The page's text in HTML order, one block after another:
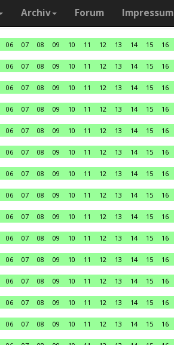
Archiv Forum Impressum
06 07 08 09 10 11 12 13 14 15 16
06 07 08 09 10 11 12 13 14 15 16
06 07 08 09 10 11 12 13 14 15 16
06 07 08 09 10 11 12 13 14 15 16
06 07 08 09 10 11 12 13 14 15 16
06 07 08 09 10 11 12 13 14 15 16
06 07 08 09 10 11 12 13 14 15 16
06 07 08 09 10 11 12 13 14 15 16
06 07 08 09 10 11 12 13 14 15 16
06 07 08 09 10 11 12 13 14 15 16
06 07 08 09 10 11 12 13 14 15 16
06 07 08 09 10 11 12 13 14 15 16
06 07 08 09 10 11 12 13 14 15 16
06 07 08 09 10 11 12 13 14 15 16